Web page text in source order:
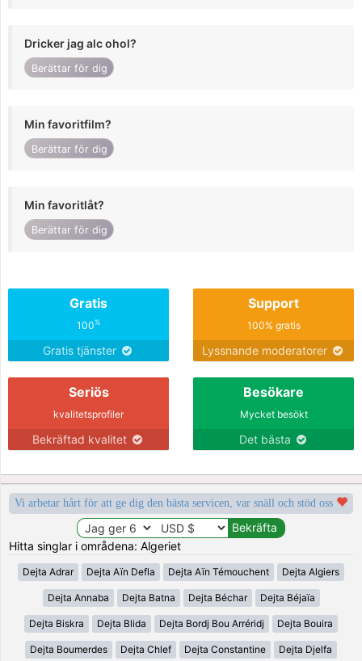
Dricker jag alc ohol?
Berättar för dig
Min favoritfilm?
Berättar för dig
Min favoritlåt?
Berättar för dig
Gratis
100%
Gratis tjänster
Support
100% gratis
Lyssnande moderatorer
Seriös
kvalitetsprofiler
Bekräftad kvalitet
Besökare
Mycket besökt
Det bästa
Vi arbetar hårt för att ge dig den bästa servicen, var snäll och stöd oss
Hitta singlar i områdena: Algeriet
Dejta Adrar Dejta Aïn Defla Dejta Aïn Témouchent Dejta Algiers
Dejta Annaba Dejta Batna Dejta Béchar Dejta Béjaïa
Dejta Biskra Dejta Blida Dejta Bordj Bou Arréridj Dejta Bouira
Dejta Boumerdes Dejta Chlef Dejta Constantine Dejta Djelfa